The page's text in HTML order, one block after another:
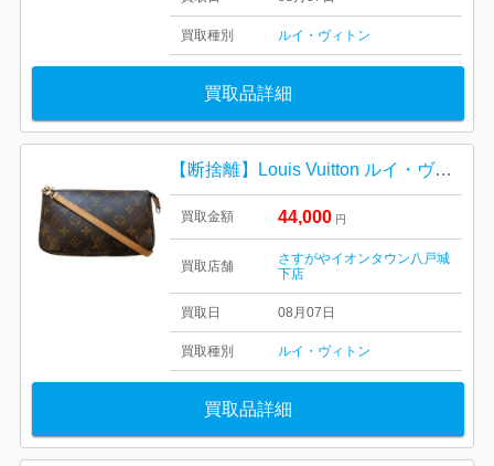
買取種別 ルイ・ヴィトン
買取品詳細
【断捨離】Louis Vuitton ルイ・ヴィトン ポシェット・アクセソワール
買取金額 44,000 円
買取店舗
さすがやイオンタウン八戸城
下店
買取日 08月07日
買取種別 ルイ・ヴィトン
買取品詳細